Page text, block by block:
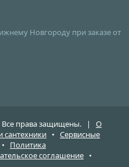
Новгороду при заказе от
Все права защищены. | О
сантехники • Сервисные
• Политика
соглашение •